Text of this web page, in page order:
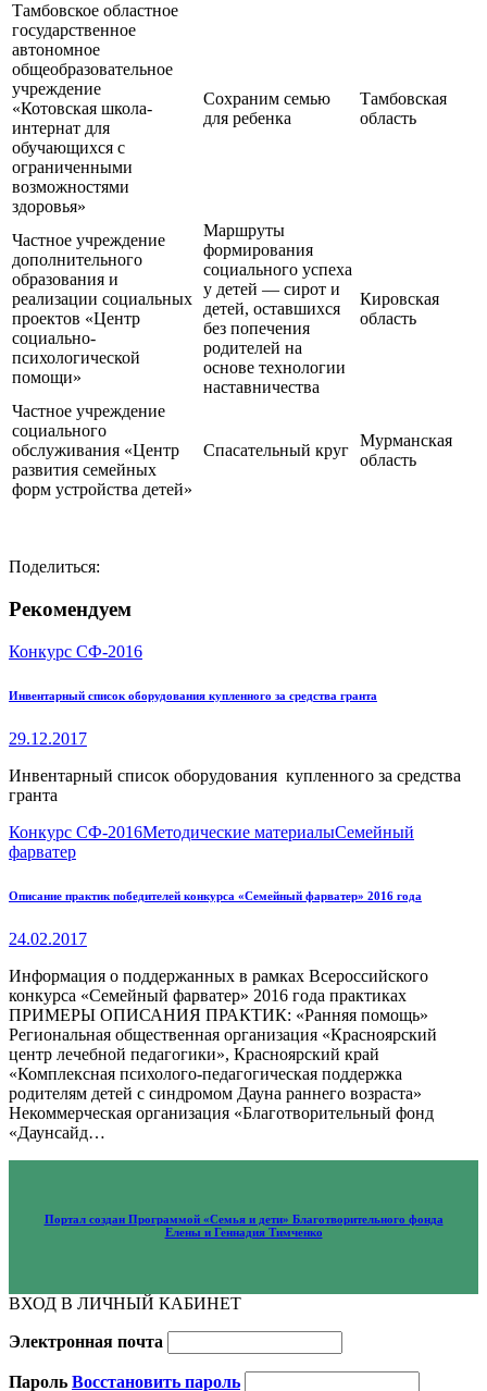
Тамбовское областное
государственное
автономное
общеобразовательное
учреждение
«Котовская школа-
интернат для
обучающихся с
ограниченными
возможностями
здоровья»
Сохраним семью
для ребенка
Тамбовская
область
Частное учреждение
дополнительного
образования и
реализации социальных
проектов «Центр
социально-
психологической
помощи»
Маршруты
формирования
социального успеха
у детей — сирот и
детей, оставшихся
без попечения
родителей на
основе технологии
наставничества
Кировская
область
Частное учреждение
социального
обслуживания «Центр
развития семейных
форм устройства детей»
Спасательный круг
Мурманская
область
Поделиться:
Рекомендуем
Конкурс СФ-2016
Инвентарный список оборудования купленного за средства гранта
29.12.2017
Инвентарный список оборудования купленного за средства
гранта
Конкурс СФ-2016Методические материалыСемейный
фарватер
Описание практик победителей конкурса «Семейный фарватер» 2016 года
24.02.2017
Информация о поддержанных в рамках Всероссийского
конкурса «Семейный фарватер» 2016 года практиках
ПРИМЕРЫ ОПИСАНИЯ ПРАКТИК: «Ранняя помощь»
Региональная общественная организация «Красноярский
центр лечебной педагогики», Красноярский край
«Комплексная психолого-педагогическая поддержка
родителям детей с синдромом Дауна раннего возраста»
Некоммерческая организация «Благотворительный фонд
«Даунсайд…
Портал создан Программой «Семья и дети» Благотворительного фонда
Елены и Геннадия Тимченко
ВХОД В ЛИЧНЫЙ КАБИНЕТ
Электронная почта
Пароль Восстановить пароль